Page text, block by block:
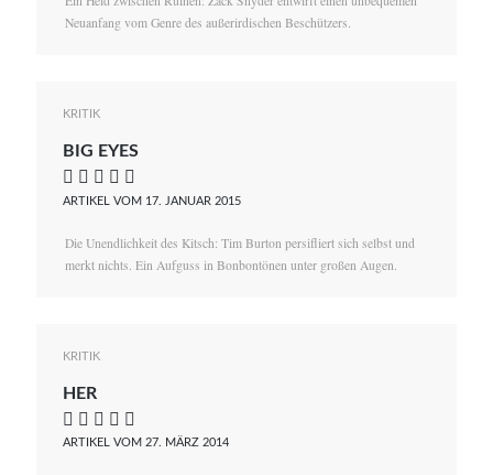
Neuanfang vom Genre des außerirdischen Beschützers.
KRITIK
BIG EYES
    
ARTIKEL VOM 17. JANUAR 2015
Die Unendlichkeit des Kitsch: Tim Burton persifliert sich selbst und
merkt nichts. Ein Aufguss in Bonbontönen unter großen Augen.
KRITIK
HER
    
ARTIKEL VOM 27. MÄRZ 2014